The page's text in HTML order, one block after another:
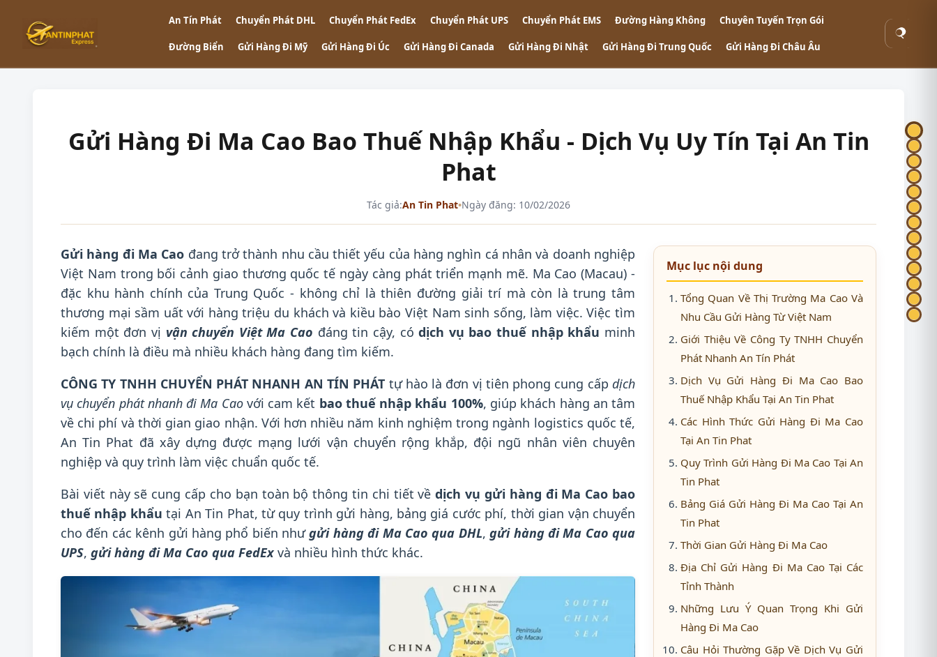
An Tín Phát Chuyển Phát DHL Chuyển Phát FedEx Chuyển Phát UPS Chuyển Phát EMS Đường Hàng Không Chuyên Tuyến Trọn Gói
Đường Biển Gửi Hàng Đi Mỹ Gửi Hàng Đi Úc Gửi Hàng Đi Canada Gửi Hàng Đi Nhật Gửi Hàng Đi Trung Quốc Gửi Hàng Đi Châu Âu
Tìm
Gửi Hàng Đi Ma Cao Bao Thuế Nhập Khẩu - Dịch Vụ Uy Tín Tại An Tin
Phat
Tác giả:An Tin Phat•Ngày đăng: 10/02/2026
Mục lục nội dung
Tổng Quan Về Thị Trường Ma Cao Và
Nhu Cầu Gửi Hàng Từ Việt Nam
Giới Thiệu Về Công Ty TNHH Chuyển
Phát Nhanh An Tín Phát
Dịch Vụ Gửi Hàng Đi Ma Cao Bao
Thuế Nhập Khẩu Tại An Tin Phat
Các Hình Thức Gửi Hàng Đi Ma Cao
Tại An Tin Phat
Quy Trình Gửi Hàng Đi Ma Cao Tại An
Tin Phat
Bảng Giá Gửi Hàng Đi Ma Cao Tại An
Tin Phat
Thời Gian Gửi Hàng Đi Ma Cao
Địa Chỉ Gửi Hàng Đi Ma Cao Tại Các
Tỉnh Thành
Những Lưu Ý Quan Trọng Khi Gửi
Hàng Đi Ma Cao
Câu Hỏi Thường Gặp Về Dịch Vụ Gửi
Gửi hàng đi Ma Cao đang trở thành nhu cầu thiết yếu của hàng nghìn cá nhân và doanh nghiệp
Việt Nam trong bối cảnh giao thương quốc tế ngày càng phát triển mạnh mẽ. Ma Cao (Macau) -
đặc khu hành chính của Trung Quốc - không chỉ là thiên đường giải trí mà còn là trung tâm
thương mại sầm uất với hàng triệu du khách và kiều bào Việt Nam sinh sống, làm việc. Việc tìm
kiếm một đơn vị vận chuyển Việt Ma Cao đáng tin cậy, códịch vụ bao thuế nhập khẩu minh
bạch chính là điều mà nhiều khách hàng đang tìm kiếm.
CÔNG TY TNHH CHUYỂN PHÁT NHANH AN TÍN PHÁT tự hào là đơn vị tiên phong cung cấpdịch
vụ chuyển phát nhanh đi Ma Caovới cam kết bao thuế nhập khẩu 100%, giúp khách hàng an tâm
về chi phí và thời gian giao nhận. Với hơn nhiều năm kinh nghiệm trong ngành logistics quốc tế,
An Tin Phat đã xây dựng được mạng lưới vận chuyển rộng khắp, đội ngũ nhân viên chuyên
nghiệp và quy trình làm việc chuẩn quốc tế.
Bài viết này sẽ cung cấp cho bạn toàn bộ thông tin chi tiết vềdịch vụ gửi hàng đi Ma Cao bao
thuế nhập khẩu tại An Tin Phat, từ quy trình gửi hàng, bảng giá cước phí, thời gian vận chuyển
cho đến các kênh gửi hàng phổ biến nhưgửi hàng đi Ma Cao qua DHL,gửi hàng đi Ma Cao qua
UPS, gửi hàng đi Ma Cao qua FedExvà nhiều hình thức khác.